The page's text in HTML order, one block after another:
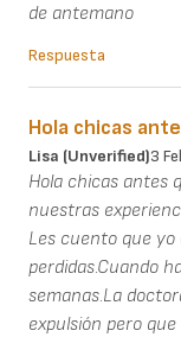
de antemano
Respuesta
Hola chicas
Lisa (unverified)3
Hola chicas antes
nuestras
Les cuento que yo
perdidas.Cuando
semanas.La
expulsión pero